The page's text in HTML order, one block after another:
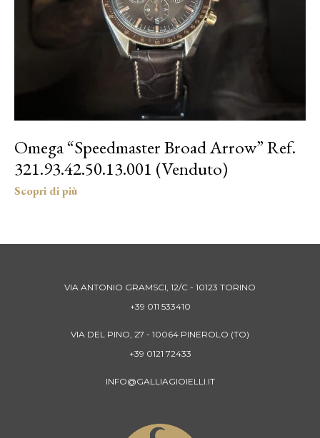
Omega “Speedmaster Broad Arrow” Ref.
321.93.42.50.13.001 (Venduto)
VIA ANTONIO GRAMSCI, 12/C - 10123 TORINO
+39 011 533410
VIA DEL PINO, 27 - 10064 PINEROLO (TO)
+39 0121 72433
INFO@GALLIAGIOIELLI.IT